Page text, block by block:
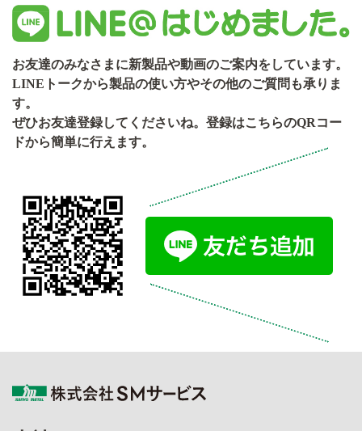
お友達のみなさまに新製品や動画のご案内をしています。
LINEトークから製品の使い方やその他のご質問も承りま
す。
ぜひお友達登録してくださいね。登録はこちらのQRコー
ドから簡単に行えます。